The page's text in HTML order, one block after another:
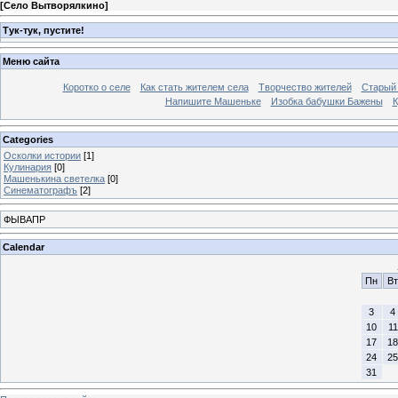
[Село Вытворялкино]
Тук-тук, пустите!
Меню сайта
Коротко о селе Как стать жителем села Творчество жителей
Старый
Напишите Машеньке
Изобка бабушки Бажены
Categories
Осколки истории [1]
Кулинария [0]
Машенькина светелка [0]
Синематографъ [2]
ФЫВАПР
Calendar
Пн
Вт
3
4
10
11
17
18
24
25
31